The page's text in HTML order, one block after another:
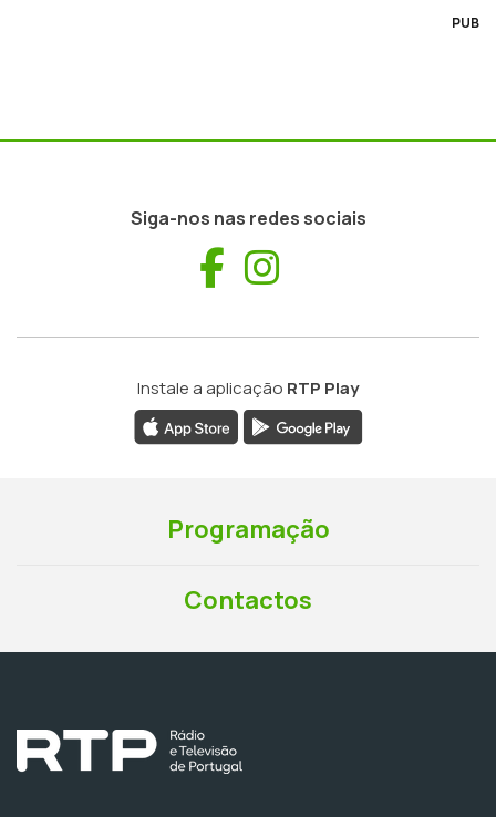
PUB
Siga-nos nas redes sociais
Facebook
Instale a aplicação RTP Play
Programação
Contactos